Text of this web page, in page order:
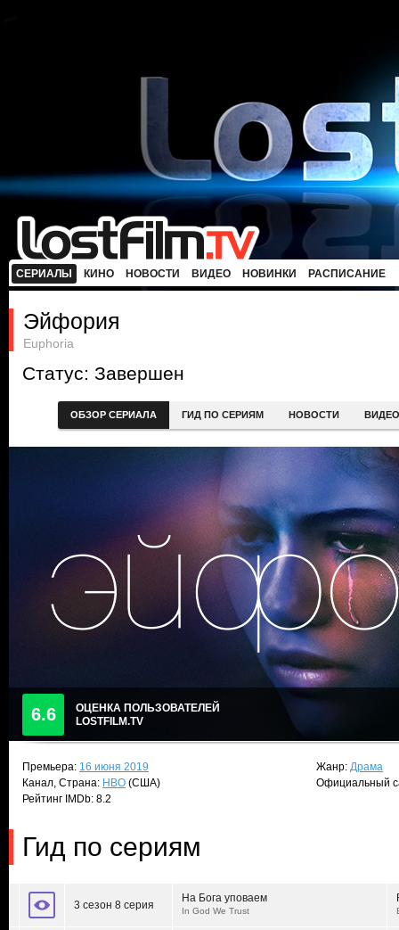
СЕРИАЛЫ КИНО НОВОСТИ ВИДЕО НОВИНКИ РАСПИСАНИЕ
Эйфория
Euphoria
Статус: Завершен
ОБЗОР СЕРИАЛА ГИД ПО СЕРИЯМ НОВОСТИ ВИДЕО
6.6
ОЦЕНКА ПОЛЬЗОВАТЕЛЕЙ
LOSTFILM.TV
Премьера: 16 июня 2019
Канал, Страна: HBO (США)
Рейтинг IMDb: 8.2
Жанр: Драма
Официальный
Гид по сериям
3 сезон 8 серия
На Бога уповаем
In God We Trust